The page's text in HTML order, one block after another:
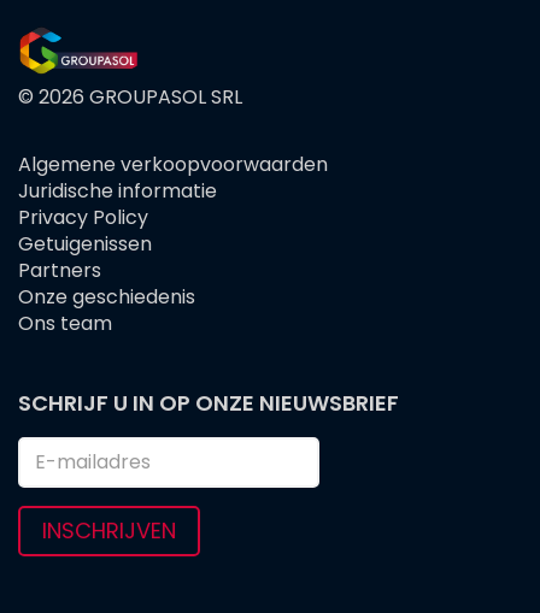
© 2026 GROUPASOL SRL
FOOTER
MENU
Algemene verkoopvoorwaarden
Juridische informatie
Privacy Policy
Getuigenissen
Partners
Onze geschiedenis
Ons team
SCHRIJF U IN OP ONZE NIEUWSBRIEF
INSCHRIJVEN